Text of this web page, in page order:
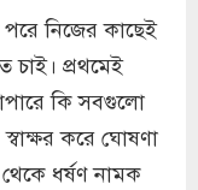
নিজের কাছেই
চাই। প্রথমেই
কি সবগুলো
করে ঘোষণা
ধর্ষণ নামক